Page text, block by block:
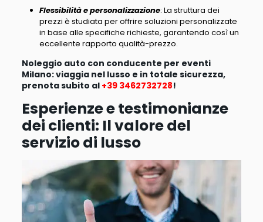
Flessibilità e personalizzazione: La struttura dei
prezzi è studiata per offrire soluzioni personalizzate
in base alle specifiche richieste, garantendo così un
eccellente rapporto qualità-prezzo.
Noleggio auto con conducente per eventi
Milano: viaggia nel lusso e in totale sicurezza,
prenota subito al +39 3462732728!
Esperienze e testimonianze
dei clienti: Il valore del
servizio di lusso